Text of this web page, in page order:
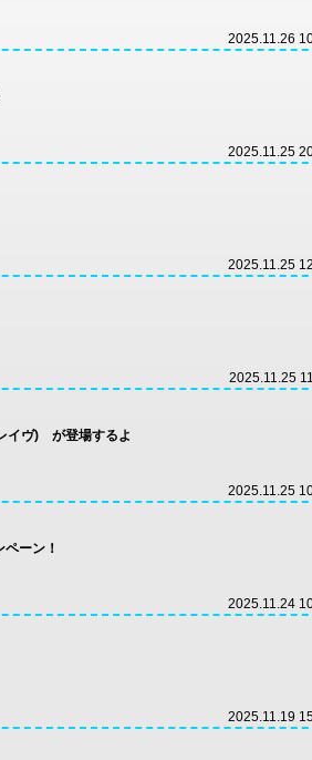
2025.11.26
2025.11.25
2025.11.25
2025.11.25
イヴ) が登場するよ
2025.11.25
ーン！
2025.11.24
2025.11.19